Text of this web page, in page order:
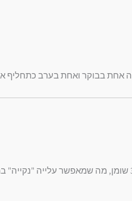
אחת בבוקר ואחת בערב כתחליף
המונח "משמין" מטעה. עלייה במשקל היא תוצאה של מאזן קלורי חיובי.